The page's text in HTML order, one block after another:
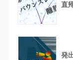
直
発